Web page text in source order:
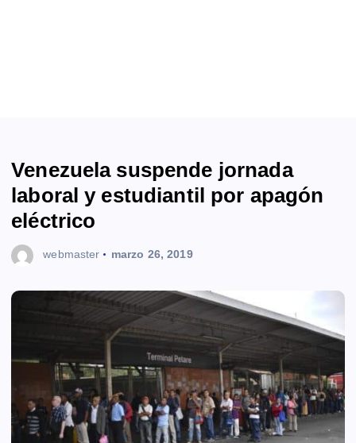
Venezuela suspende jornada
laboral y estudiantil por apagón
eléctrico
webmaster marzo 26, 2019